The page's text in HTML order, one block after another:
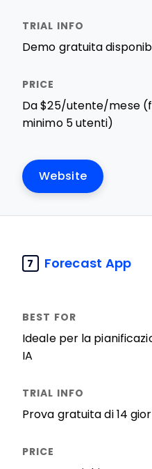
Demo gratuita
Da $25/utente/mese
minimo 5 utenti)
Website
7 Forecast App
Ideale per la
IA
Prova gratuita di 14